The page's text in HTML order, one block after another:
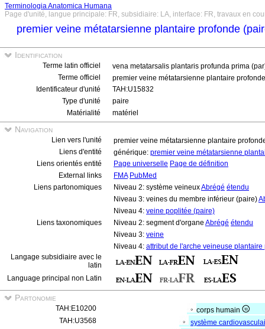
Terminologia Anatomica Humana
Page d'unité, langue principale: FR, subsidiaire: LA, interface: FR, travaux en
premier veine métatarsienne plantaire profonde
Identification
Terme latin officiel
vena metatarsalis plantaris profunda prima
Terme officiel
premier veine métatarsienne plantaire
Identificateur d'unité
TAH:U15832
Type d'unité
paire
Matérialité
matériel
Navigation
Lien vers l'unité
premier veine métatarsienne plantaire
Liens d'entité
générique: premier veine métatarsienne
Liens orientés entité
Page universelle Page de définition
External links
FMA PubMed
Liens partonomiques
Niveau 2: système veineuxAbrégé étendu
Niveau 3: veines du membre inférieur (paire)
Niveau 4: veine poplitée (paire)
Liens taxonomiques
Niveau 2: segment d'organe Abrégé étendu
Niveau 3: veine
Niveau 4: attribut de l'arche veineuse plantaire
Langage subsidiaire avec le
latin
Language principal non Latin
Partonomie
TAH:E10200
corps humain
TAH:U3568
système